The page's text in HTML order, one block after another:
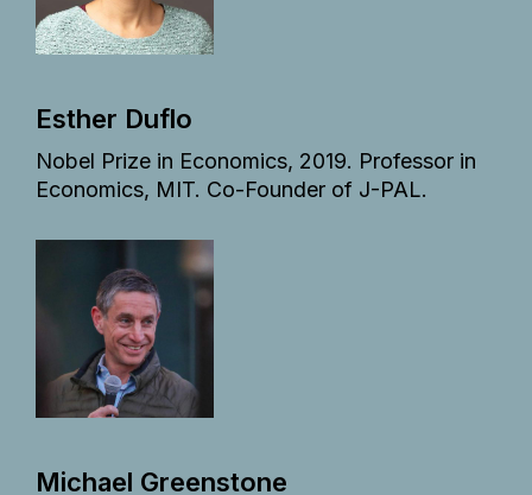
Esther Duflo
Nobel Prize in Economics, 2019. Professor in
Economics, MIT. Co-Founder of J-PAL.
Michael Greenstone